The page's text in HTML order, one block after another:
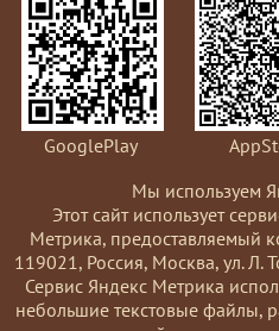
GooglePlay
Мы используем
Этот сайт использует
Метрика,
119021, Россия, Москва, ул. Л.
Сервис Яндекс Метрика
небольшие текстовые файлы,